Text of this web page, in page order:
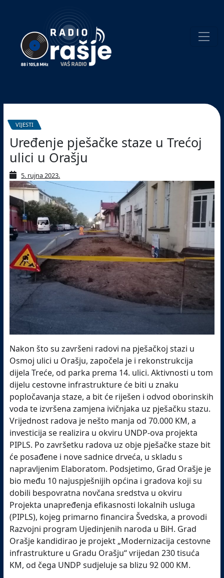
website!
VIJESTI
Uređenje pješačke staze u Trećoj
ulici u Orašju
5. rujna 2023.
Nakon što su završeni radovi na pješačkoj stazi u
Osmoj ulici u Orašju, započela je i rekonstrukcija
dijela Treće, od parka prema 14. ulici. Aktivnosti u tom
dijelu cestovne infrastrukture će biti u znaku
popločavanja staze, a bit će riješen i odvod oborinskih
voda te izvršena zamjena ivičnjaka uz pješačku stazu.
Vrijednost radova je nešto manja od 70.000 KM, a
investicija se realizira u okviru UNDP-ova projekta
PIPLS. Po završetku radova uz obje pješačke staze bit
će posađene i nove sadnice drveća, u skladu s
napravljenim Elaboratom. Podsjetimo, Grad Orašje je
bio među 10 najuspješnijih općina i gradova koji su
dobili bespovratna novčana sredstva u okviru
Projekta unapređenja efikasnosti lokalnih usluga
(PIPLS), kojeg primarno financira Švedska, a provodi
Razvojni program Ujedinjenih naroda u BiH. Grad
Orašje kandidirao je projekt „Modernizacija cestovne
infrastrukture u Gradu Orašju“ vrijedan 230 tisuća
KM, od čega UNDP sudjeluje sa blizu 92 000 KM.